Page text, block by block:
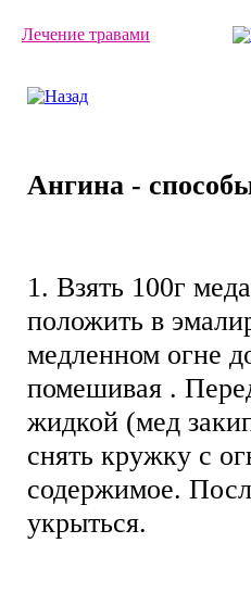
Лечение травами
Ангина -
1. Взять 100г
положить в
медленном огне
помешивая .
жидкой (мед
снять кружку с
содержимое.
укрыться.